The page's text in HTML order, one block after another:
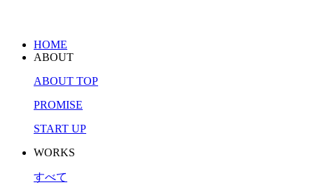
HOME
ABOUT
ABOUT TOP
PROMISE
START UP
WORKS
すべて